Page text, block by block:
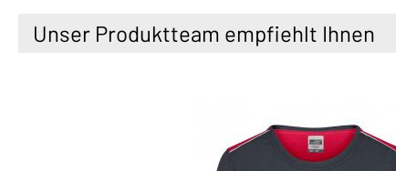
Unser Produktteam empfiehlt Ihnen